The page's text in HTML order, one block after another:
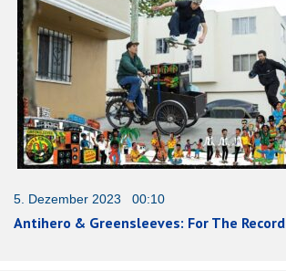
5. Dezember 2023 00:10
Antihero & Greensleeves: For The Record